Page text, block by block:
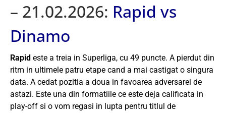
– 21.02.2026: Rapid vs
Dinamo
Rapid este a treia in Superliga, cu 49 puncte. A pierdut din
ritm in ultimele patru etape cand a mai castigat o singura
data. A cedat pozitia a doua in favoarea adversarei de
astazi. Este una din formatiile ce este deja calificata in
play-off si o vom regasi in lupta pentru titlul de